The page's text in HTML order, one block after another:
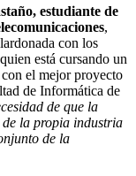
estudiante de
,
con los
está cursando un
el mejor proyecto
de Informática de
de que la
de la propia industria
de la